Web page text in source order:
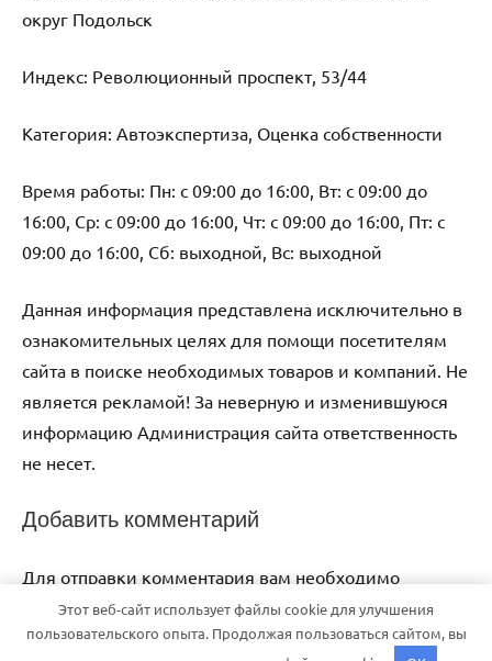
округ Подольск
Индекс: Революционный проспект, 53/44
Категория: Автоэкспертиза, Оценка собственности
Время работы: Пн: с 09:00 до 16:00, Вт: с 09:00 до
16:00, Ср: с 09:00 до 16:00, Чт: с 09:00 до 16:00, Пт: с
09:00 до 16:00, Сб: выходной, Вс: выходной
Данная информация представлена исключительно в
ознакомительных целях для помощи посетителям
сайта в поиске необходимых товаров и компаний. Не
является рекламой! За неверную и изменившуюся
информацию Администрация сайта ответственность
не несет.
Добавить комментарий
Для отправки комментария вам необходимо
авторизоваться
Этот веб-сайт использует файлы cookie для улучшения
пользовательского опыта. Продолжая пользоваться сайтом, вы